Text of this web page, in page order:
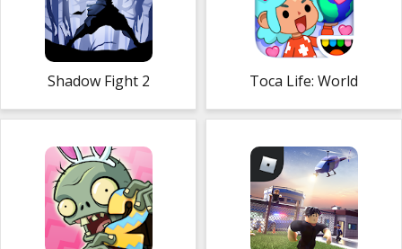
Shadow Fight 2 Toca Life: World